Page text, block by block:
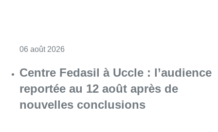
06 août 2026
Centre Fedasil à Uccle : l’audience
reportée au 12 août après de
nouvelles conclusions